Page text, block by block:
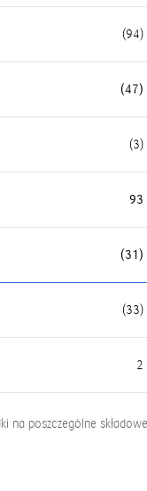
(94)
(47)
(3)
93
(31)
(33)
2
na poszczególne